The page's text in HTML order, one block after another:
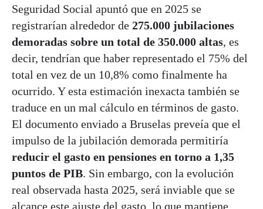
Seguridad Social apuntó que en 2025 se
registrarían alrededor de 275.000 jubilaciones
demoradas sobre un total de 350.000 altas, es
decir, tendrían que haber representado el 75% del
total en vez de un 10,8% como finalmente ha
ocurrido. Y esta estimación inexacta también se
traduce en un mal cálculo en términos de gasto.
El documento enviado a Bruselas preveía que el
impulso de la jubilación demorada permitiría
reducir el gasto en pensiones en torno a 1,35
puntos de PIB. Sin embargo, con la evolución
real observada hasta 2025, será inviable que se
alcance este ajuste del gasto, lo que mantiene